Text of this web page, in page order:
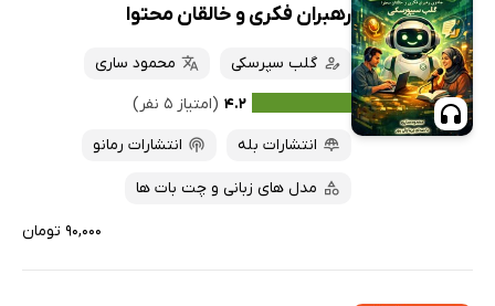
داغ‌ترین‌ها
پرفروش‌ها
پربحث‌ها
ارزان ترین‌ها
کتاب‌های صوتی
کتاب‌های متنی
رهبران فکری و خالقان محتوا
گلب سپرسکی
محمود ساری
۴.۲ (امتیاز ۵ نفر)
انتشارات بله
انتشارات رمانو
مدل های زبانی و چت بات ها
۹۰,۰۰۰ تومان